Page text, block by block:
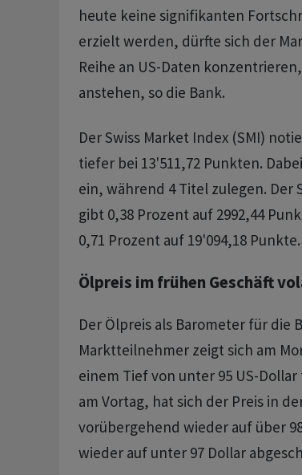
heute keine signifikanten
erzielt werden, dürfte sich der
Reihe an US-Daten
anstehen, so die Bank.
Der Swiss Market Index (SMI)
tiefer bei 13'511,72 Punkten.
ein, während 4 Titel zulegen. Der
gibt 0,38 Prozent auf 2992,44
0,71 Prozent auf 19'094,18 Punkte.
Ölpreis im frühen Geschäft
Der Ölpreis als Barometer für die
Marktteilnehmer zeigt sich am
einem Tief von unter 95 US-
am Vortag, hat sich der Preis in
vorübergehend wieder auf über
wieder auf unter 97 Dollar